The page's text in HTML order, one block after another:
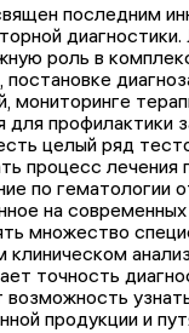
последним
роль в
мониторинге
для профилактики
целый ряд
процесс лечения
по гематологии
на современных
множество
точность
продукции и